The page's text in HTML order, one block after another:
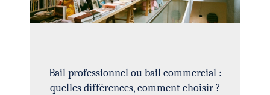
Bail professionnel ou bail commercial :
quelles différences, comment choisir ?